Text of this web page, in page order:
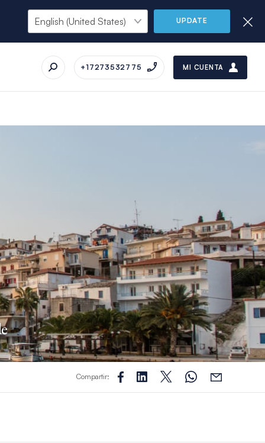
UPDATE
+17273532775 MI CUENTA
Compartir: